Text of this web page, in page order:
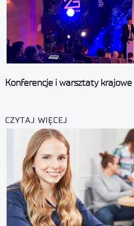
Konferencje i warsztaty krajowe
CZYTAJ WIĘCEJ